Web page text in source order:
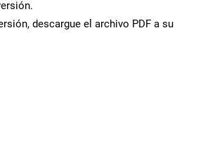
descargue el archivo PDF a su